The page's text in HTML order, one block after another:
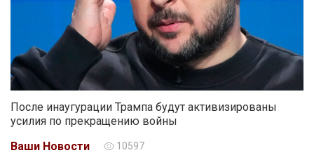
После инаугурации Трампа будут активизированы
усилия по прекращению войны
Ваши Новости
10597